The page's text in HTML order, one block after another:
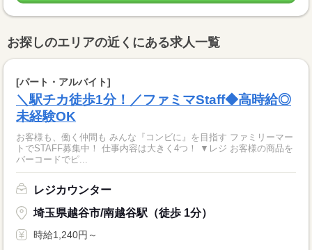
お探しのエリアの近くにある求人一覧
[パート・アルバイト]
＼駅チカ徒歩1分！／ファミマStaff◆高時給◎
未経験OK
お客様も、働く仲間も みんな『コンビに』を目指す ファミリーマー
トでSTAFF募集中！ 仕事内容は大きく4つ！ ▼レジ お客様の商品を
バーコードでピ...
レジカウンター
埼玉県越谷市/南越谷駅（徒歩 1分）
時給1,240円～